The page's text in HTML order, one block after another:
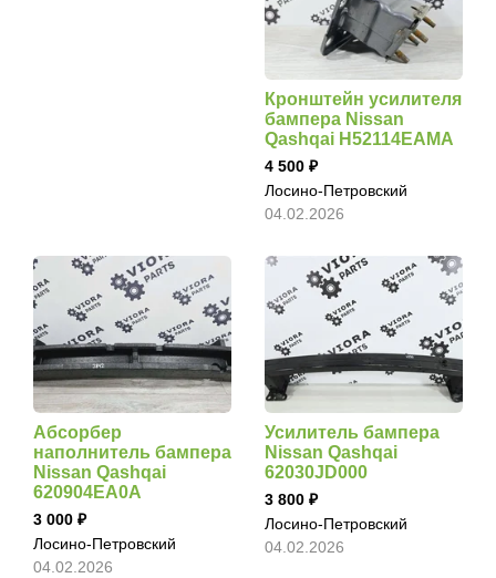
Кронштейн усилителя
бампера Nissan
Qashqai H52114EAMA
4 500
Лосино-Петровский
04.02.2026
Абсорбер
наполнитель бампера
Nissan Qashqai
620904EA0A
3 000
Лосино-Петровский
04.02.2026
Усилитель бампера
Nissan Qashqai
62030JD000
3 800
Лосино-Петровский
04.02.2026